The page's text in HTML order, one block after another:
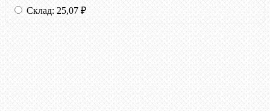
Склад: 25,07 ₽